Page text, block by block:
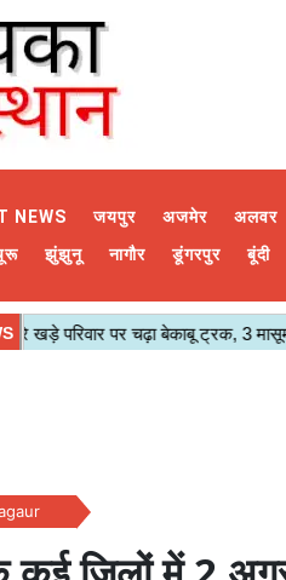
NEWS जयपुर अजमेर अलवर
झुंझुनू नागौर डूंगरपुर बूंदी